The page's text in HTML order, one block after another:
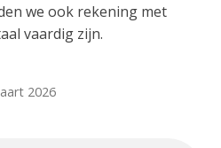
we ook rekening met
vaardig zijn.
2026